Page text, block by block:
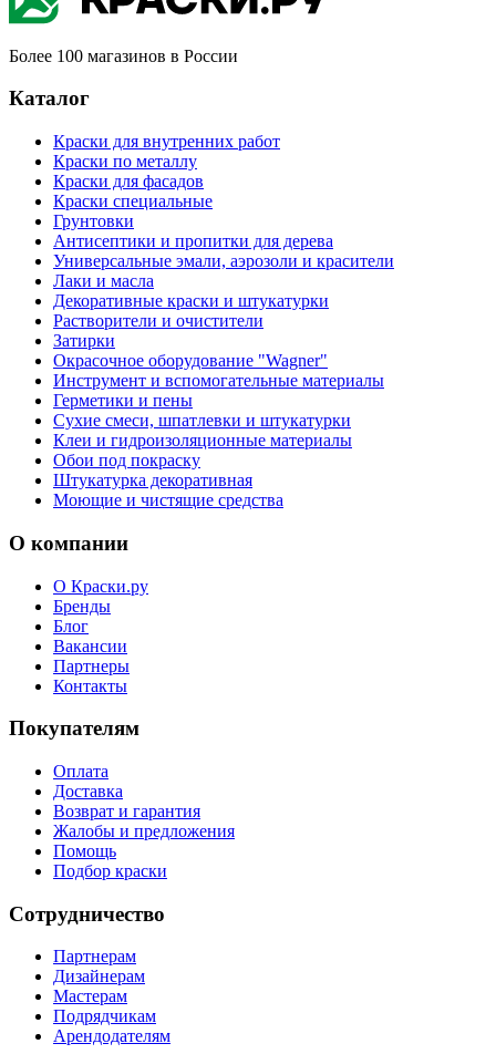
Более 100 магазинов в России
Каталог
Краски для внутренних работ
Краски по металлу
Краски для фасадов
Краски специальные
Грунтовки
Антисептики и пропитки для дерева
Универсальные эмали, аэрозоли и красители
Лаки и масла
Декоративные краски и штукатурки
Растворители и очистители
Затирки
Окрасочное оборудование "Wagner"
Инструмент и вспомогательные материалы
Герметики и пены
Сухие смеси, шпатлевки и штукатурки
Клеи и гидроизоляционные материалы
Обои под покраску
Штукатурка декоративная
Моющие и чистящие средства
О компании
О Краски.ру
Бренды
Блог
Вакансии
Партнеры
Контакты
Покупателям
Оплата
Доставка
Возврат и гарантия
Жалобы и предложения
Помощь
Подбор краски
Сотрудничество
Партнерам
Дизайнерам
Мастерам
Подрядчикам
Арендодателям